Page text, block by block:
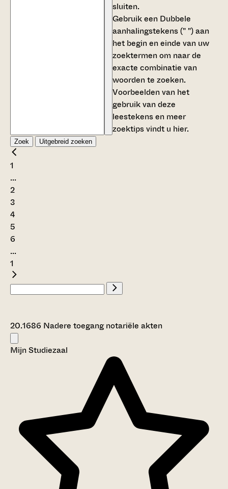
sluiten.
Gebruik een Dubbele
aanhalingstekens (" ")aan
het begin en einde van uw
zoektermen om naar de
exacte combinatie van
woorden te zoeken.
Voorbeelden van het
gebruik van deze
leestekens en meer
zoektips vindt u hier.
Zoek Uitgebreid zoeken
1
...
2
3
4
5
6
...
1
20.1686 Nadere toegang notariële akten
Mijn Studiezaal